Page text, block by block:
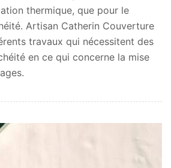
thermique, que pour le
Artisan Catherin Couverture
travaux qui nécessitent des
en ce qui concerne la mise